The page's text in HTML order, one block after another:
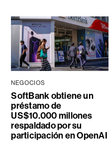
NEGOCIOS
SoftBank obtiene un
préstamo de
US$10.000 millones
respaldado por su
participación en OpenAI